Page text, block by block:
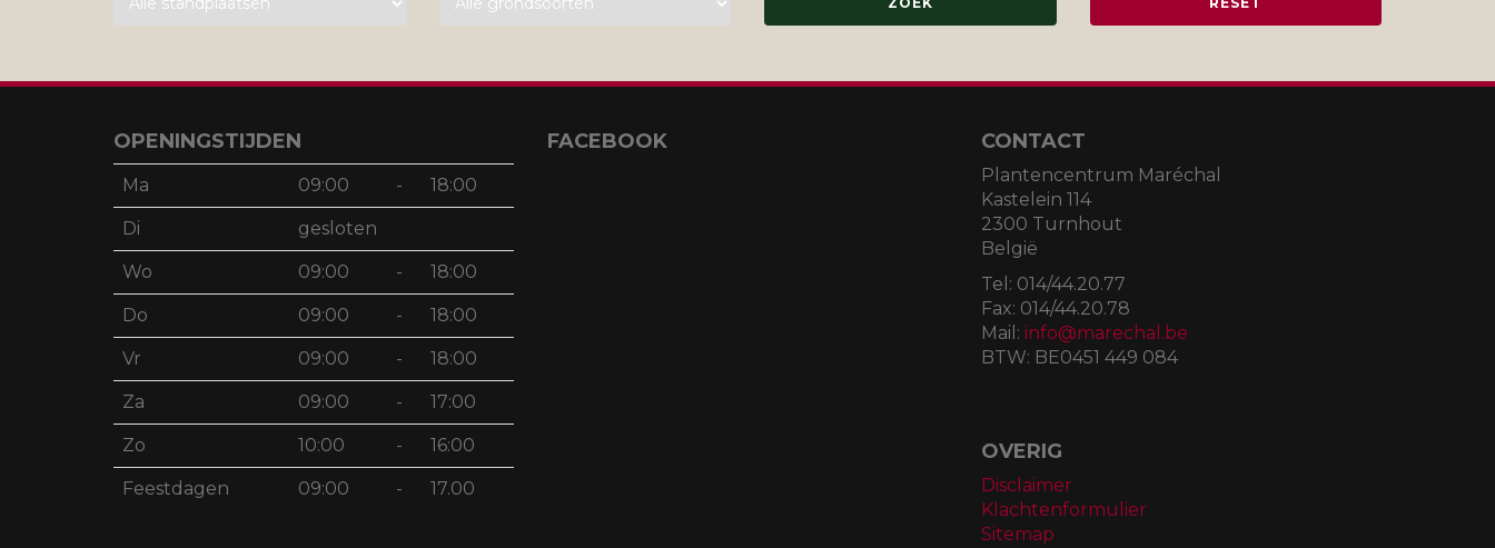
OPENINGSTIJDEN
Ma 09:00 - 18:00
Di gesloten
Wo 09:00 - 18:00
Do 09:00 - 18:00
Vr 09:00 - 18:00
Za 09:00 - 17:00
Zo 10:00 - 16:00
Feestdagen 09:00 - 17.00
FACEBOOK CONTACT
Plantencentrum Maréchal
Kastelein 114
2300 Turnhout
België
Tel: 014/44.20.77
Fax: 014/44.20.78
Mail: info@marechal.be
BTW: BE0451 449 084
OVERIG
Disclaimer
Klachtenformulier
Sitemap